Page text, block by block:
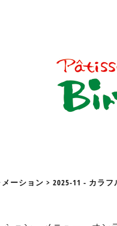
ーション > 2025-11 - カラ